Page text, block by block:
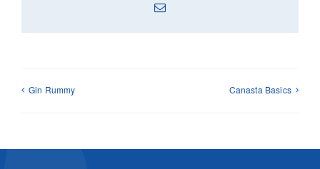
Email
Gin Rummy Canasta Basics